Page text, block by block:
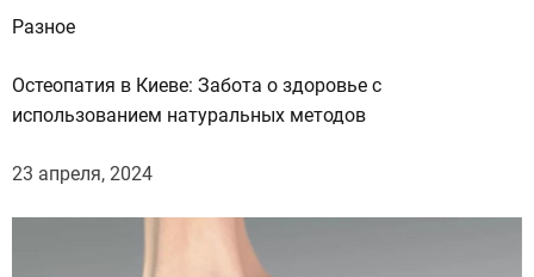
Разное
Остеопатия в Киеве: Забота о здоровье с
использованием натуральных методов
23 апреля, 2024